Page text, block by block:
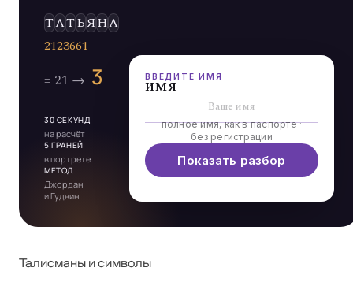
ЭЛЬДА
30 СЕКУНД
на расчёт
5 ГРАНЕЙ
в портрете
МЕТОД
Джордан
и Гудвин
ВВЕДИТЕ ИМЯ
имя
полное имя, как в паспорте ·
без регистрации
Показать разбор
Талисманы и символы